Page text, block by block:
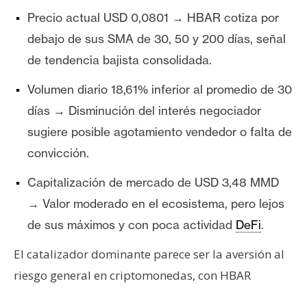
c
u
r
o
s
C
o
n
t
a
t
o
Precio actual USD 0,0801 → HBAR cotiza por
debajo de sus SMA de 30, 50 y 200 días, señal
de tendencia bajista consolidada.
Volumen diario 18,61% inferior al promedio de 30
días → Disminución del interés negociador
sugiere posible agotamiento vendedor o falta de
convicción.
Capitalización de mercado de USD 3,48 MMD
→ Valor moderado en el ecosistema, pero lejos
de sus máximos y con poca actividad DeFi.
El catalizador dominante parece ser la aversión al
riesgo general en criptomonedas, con HBAR